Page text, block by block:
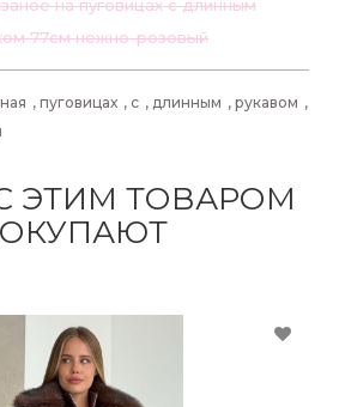
на пуговицах с длинным
77см нежно-розовый
, пуговицах , с , длинным , рукавом ,
ЭТИМ ТОВАРОМ